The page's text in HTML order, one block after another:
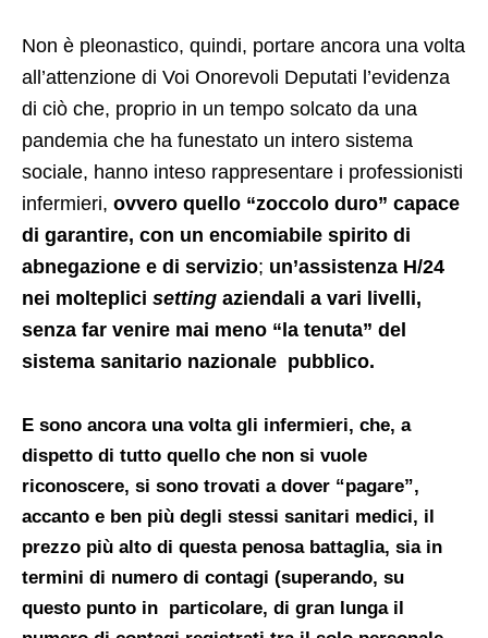
Non è pleonastico, quindi, portare ancora una volta
all’attenzione di Voi Onorevoli Deputati l’evidenza
di ciò che, proprio in un tempo solcato da una
pandemia che ha funestato un intero sistema
sociale, hanno inteso rappresentare i professionisti
infermieri, ovvero quello “zoccolo duro” capace
di garantire, con un encomiabile spirito di
abnegazione e di servizio; un’assistenza H/24
nei molteplici setting aziendali a vari livelli,
senza far venire mai meno “la tenuta” del
sistema sanitario nazionale pubblico.
E sono ancora una volta gli infermieri, che, a
dispetto di tutto quello che non si vuole
riconoscere, si sono trovati a dover “pagare”,
accanto e ben più degli stessi sanitari medici, il
prezzo più alto di questa penosa battaglia, sia in
termini di numero di contagi (superando, su
questo punto in particolare, di gran lunga il